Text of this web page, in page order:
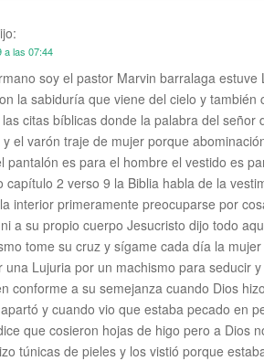
a las 07:44
soy el pastor Marvin barralaga
la sabiduría que viene del cielo y también
citas bíblicas donde la palabra del señor
el varón traje de mujer porque
pantalón es para el hombre el vestido es
capítulo 2 verso 9 la Biblia habla de la
interior primeramente preocuparse por
a su propio cuerpo Jesucristo dijo todo
tome su cruz y sígame cada día la
una Lujuria por un machismo para seducir
conforme a su semejanza cuando Dios
y cuando vio que estaba pecado en
que cosieron hojas de higo pero a Dios
túnicas de pieles y los vistió porque